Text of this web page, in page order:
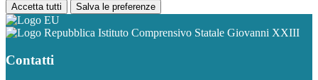
Accetta tutti Salva le preferenze
Istituto Comprensivo Statale Giovanni XXIII
Contatti